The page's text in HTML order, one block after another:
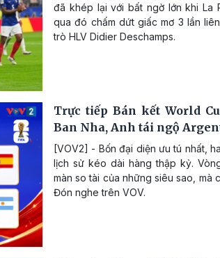
đã khép lại với bất ngờ lớn khi La
qua đó chấm dứt giấc mơ 3 lần
trò HLV Didier Deschamps.
Trực tiếp Bán kết World
Ban Nha, Anh tái ngộ
[VOV2] - Bốn đại diện ưu tú nhất,
lịch sử kéo dài hàng thập kỷ.
màn so tài của những siêu sao, mà
Đón nghe trên VOV.